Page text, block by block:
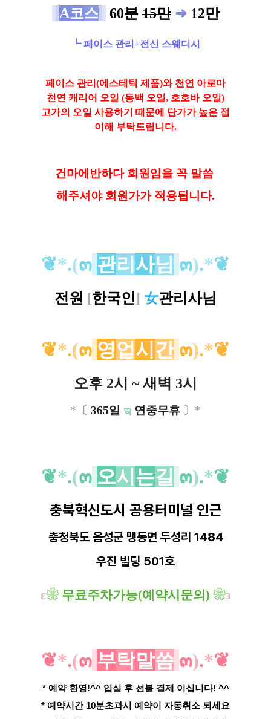
A코스 60분15만 ➜ 12만
┗ 페이스 관리+전신 스웨디시
페이스 관리(에스테틱 제품)와 천연 아로마
천연 캐리어 오일 (동백 오일, 호호바 오일)
고가의 오일 사용하기 때문에 단가가 높은 점
이해 부탁드립니다.
건마에반하다 회원임을 꼭 말씀
해 주셔야 회원가가 적용됩니다.
❦*.(๓ 관리사님 ๓).*❦
전원 [한국인] 女관리사님
❦*.(๓ 영업시간 ๓).*❦
오후 2시 ~ 새벽 3시
* 〔 365일 ಇ 연중무휴 〕*
❦*.(๓ 오시는길 ๓).*❦
충북혁신도시 공용터미널 인근
충청북도 음성군 맹동면 두성리 1484
우진 빌딩 501호
ε❀ 무료주차가능(예약시문의) ❀з
❦*.(๓ 부탁말씀 ๓).*❦
* 예약 환영!^^ 입실 후 선불 결제 이십니다! ^^
* 예약시간 10분초과시 예약이 자동취소 되세요